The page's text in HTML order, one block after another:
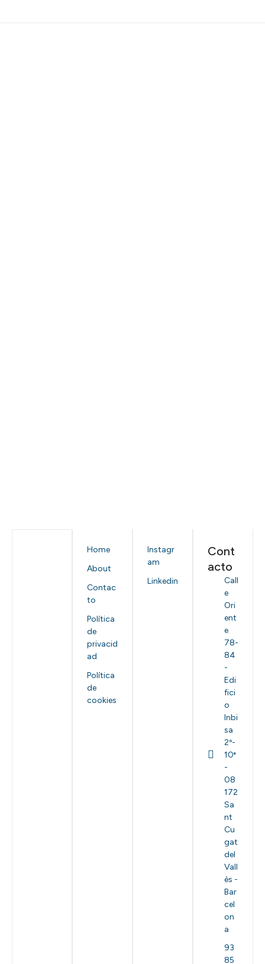
Home
About
Contac
to
Política
de
privacid
ad
Política
de
cookies
Instagr
am
Linkedin
Cont
acto
Call
e
Ori
ent
e
78-
84
-
Edi
fici
o
Inbi
sa
2º-
10ª
-
08
172
Sa
nt
Cu
gat
del
Vall
ès -
Bar
cel
on
a
93
85